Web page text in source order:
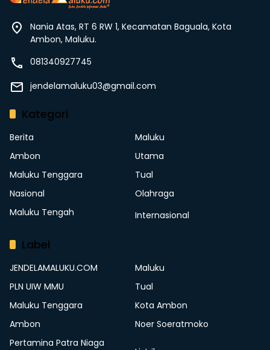
Nania Atas, RT 6 RW 1, Kecamatan Baguala, Kota
Ambon, Maluku.
081340927745
jendelamaluku03@gmail.com
Kategori
Berita
Maluku
Ambon
Utama
Maluku Tenggara
Tual
Nasional
Olahraga
Maluku Tengah
Internasional
Label
JENDELAMALUKU.COM
Maluku
PLN UIW MMU
Tual
Maluku Tenggara
Kota Ambon
Ambon
Noer Soeratmoko
Pertamina Patra Niaga